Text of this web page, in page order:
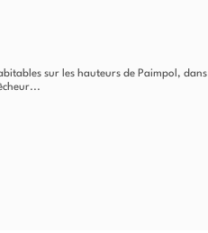
sur les hauteurs de Paimpol, dans